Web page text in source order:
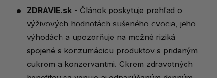
ZDRAVIE.sk - Článok poskytuje prehľad o
výživových hodnotách sušeného ovocia, jeho
výhodách a upozorňuje na možné riziká
spojené s konzumáciou produktov s pridaným
cukrom a konzervantmi. Okrem zdravotných